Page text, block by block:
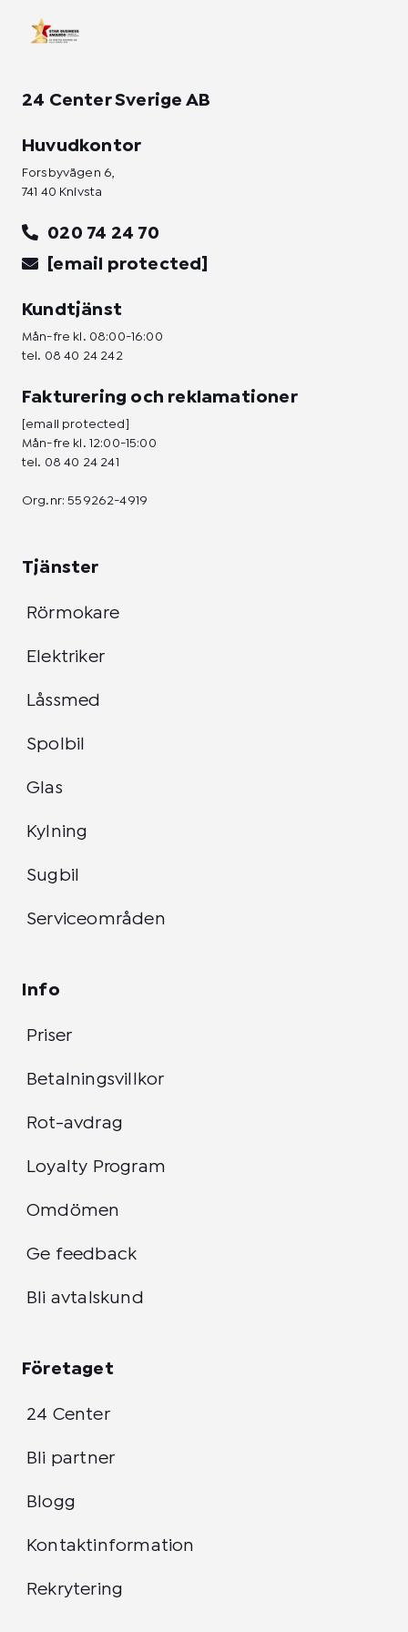
24 Center Sverige AB
Huvudkontor
Forsbyvägen 6,
741 40 Knivsta
020 74 24 70
[email protected]
Kundtjänst
Mån-fre kl. 08:00-16:00
tel. 08 40 24 242
Fakturering och reklamationer
[email protected]
Mån-fre kl. 12:00-15:00
tel. 08 40 24 241
Org.nr: 559262-4919
Tjänster
Rörmokare
Elektriker
Låssmed
Spolbil
Glas
Kylning
Sugbil
Serviceområden
Info
Priser
Betalningsvillkor
Rot-avdrag
Loyalty Program
Omdömen
Ge feedback
Bli avtalskund
Företaget
24 Center
Bli partner
Blogg
Kontaktinformation
Rekrytering